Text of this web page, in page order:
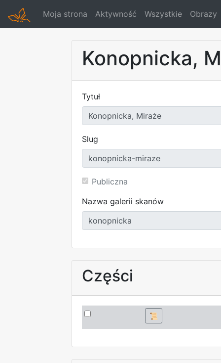
Moja strona Aktywność Wszystkie Obrazy
Konopnicka,
Tytuł
Slug
Publiczna
Nazwa galerii skanów
Części
📜